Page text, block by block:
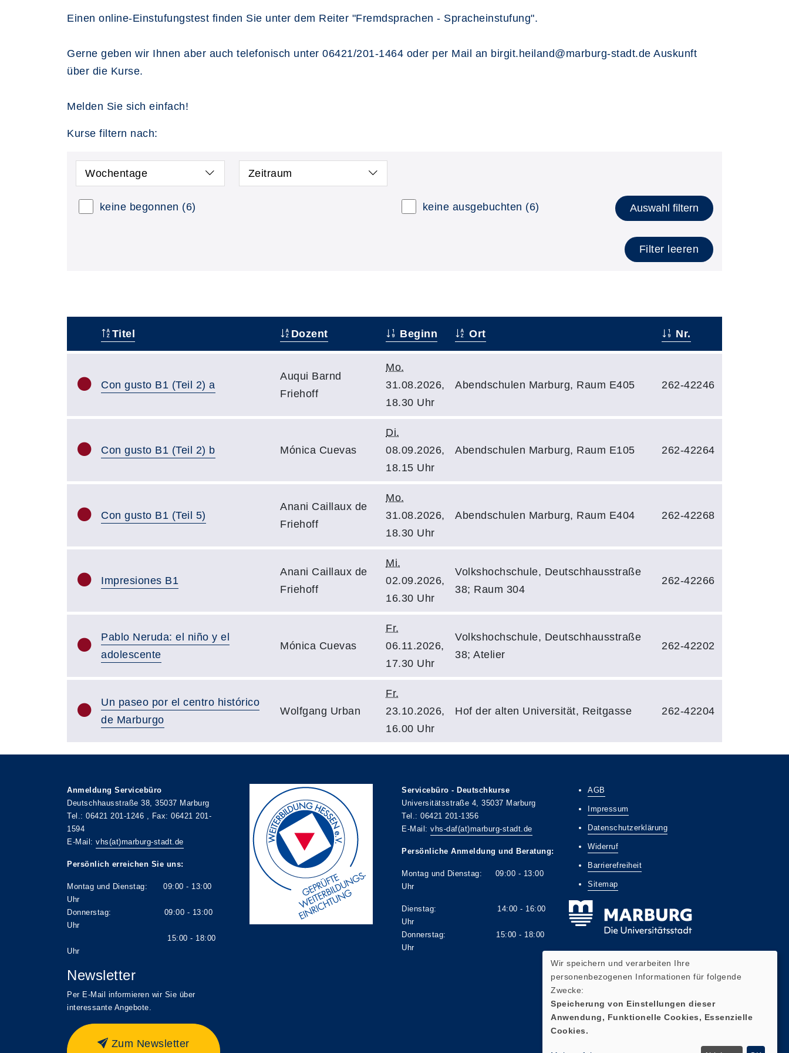
Einen online-Einstufungstest finden Sie unter dem Reiter "Fremdsprachen - Spracheinstufung".
Gerne geben wir Ihnen aber auch telefonisch unter 06421/201-1464 oder per Mail an birgit.heiland@marburg-stadt.de Auskunft
über die Kurse.
Melden Sie sich einfach!
Kurse filtern nach:
Wochentage Zeitraum
keine begonnen (6) keine ausgebuchten (6) Auswahl filtern
Filter leeren
Titel Dozent Beginn Ort Nr.
Con gusto B1 (Teil 2) a
Auqui Barnd
Friehoff
Mo.
31.08.2026,
18.30 Uhr
Abendschulen Marburg, Raum E405 262-42246
Con gusto B1 (Teil 2) b Mónica Cuevas
Di.
08.09.2026,
18.15 Uhr
Abendschulen Marburg, Raum E105 262-42264
Con gusto B1 (Teil 5)
Anani Caillaux de
Friehoff
Mo.
31.08.2026,
18.30 Uhr
Abendschulen Marburg, Raum E404 262-42268
Impresiones B1
Anani Caillaux de
Friehoff
Mi.
02.09.2026,
16.30 Uhr
Volkshochschule, Deutschhausstraße
38; Raum 304
262-42266
Pablo Neruda: el niño y el
adolescente
Mónica Cuevas
Fr.
06.11.2026,
17.30 Uhr
Volkshochschule, Deutschhausstraße
38; Atelier
262-42202
Un paseo por el centro histórico
de Marburgo
Wolfgang Urban
Fr.
23.10.2026,
16.00 Uhr
Hof der alten Universität, Reitgasse 262-42204
Anmeldung Servicebüro
Deutschhausstraße 38, 35037 Marburg
Tel.: 06421 201-1246 , Fax: 06421 201-
1594
E-Mail: vhs(at)marburg-stadt.de
Persönlich erreichen Sie uns:
Montag und Dienstag: 09:00 - 13:00
Uhr
Donnerstag: 09:00 - 13:00
Uhr
15:00 - 18:00
Uhr
Newsletter
Per E-Mail informieren wir Sie über
interessante Angebote.
Zum Newsletter
Servicebüro - Deutschkurse
Universitätsstraße 4, 35037 Marburg
Tel.: 06421 201-1356
E-Mail: vhs-daf(at)marburg-stadt.de
Persönliche Anmeldung und Beratung:
Montag und Dienstag: 09:00 - 13:00
Uhr
Dienstag: 14:00 - 16:00
Uhr
Donnerstag: 15:00 - 18:00
Uhr
AGB
Impressum
Datenschutzerklärung
Widerruf
Barrierefreiheit
Sitemap
Wir speichern und verarbeiten Ihre
personenbezogenen Informationen für folgende
Zwecke:
Speicherung von Einstellungen dieser
Anwendung, Funktionelle Cookies, Essenzielle
Cookies.